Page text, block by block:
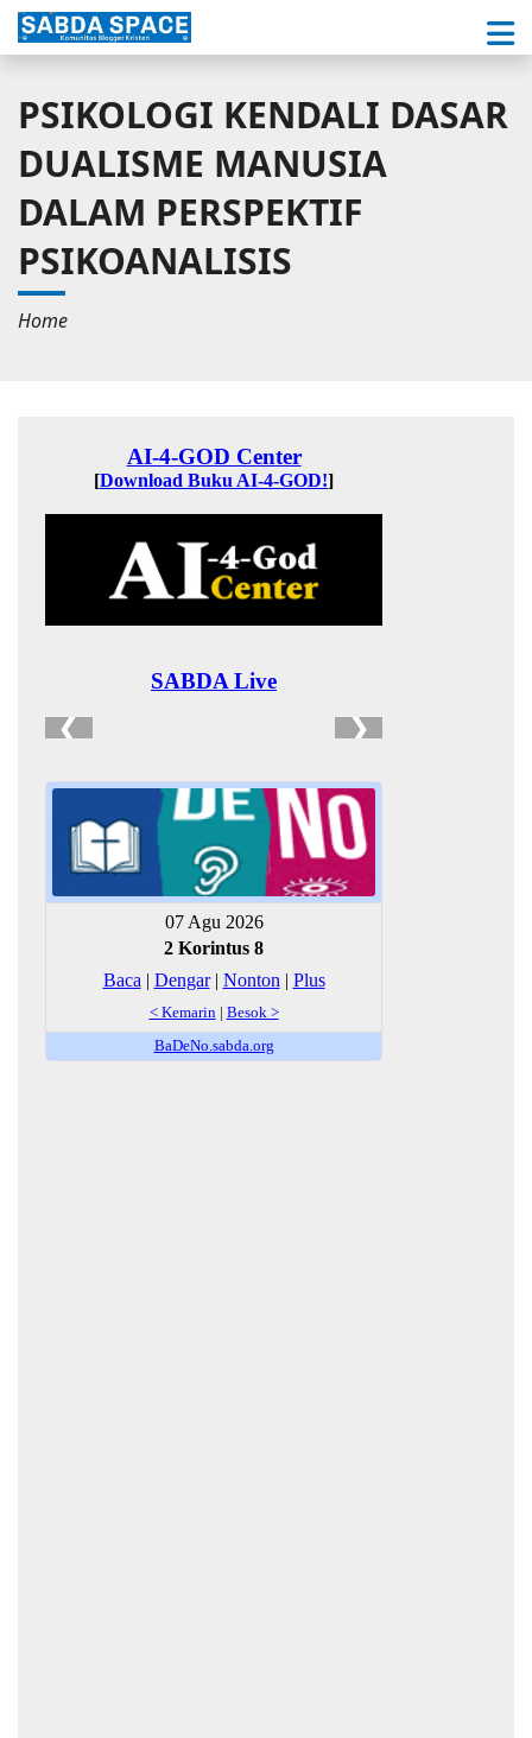
PSIKOLOGI KENDALI DASAR
DUALISME MANUSIA
DALAM PERSPEKTIF
PSIKOANALISIS
Home